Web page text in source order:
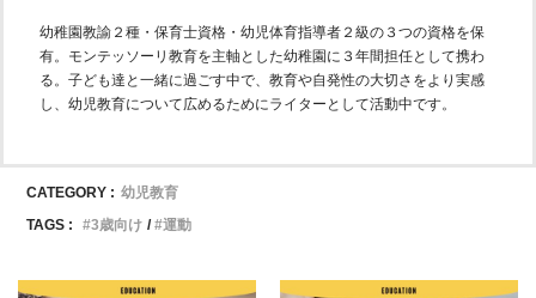
幼稚園教諭２種・保育士資格・幼児体育指導者２級の３つの資格を保
有。モンテッソーリ教育を主軸とした幼稚園に３年間担任として携わ
る。子ども達と一緒に過ごす中で、教育や自発性の大切さをより実感
し、幼児教育について広めるためにライターとして活動中です。
CATEGORY : 幼児教育
TAGS :
3歳向け 運動